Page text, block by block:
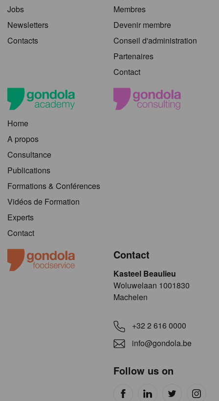
Jobs
Newsletters
Contacts
Membres
Devenir membre
Conseil d'administration
Partenaires
Contact
Home
A propos
Consultance
Publications
Formations & Conférences
Vidéos de Formation
Experts
Contact
Contact
Kasteel Beaulieu
​​​Woluwelaan 1001830
Machelen
+32 2 616 0000
info@gondola.be
Follow us on